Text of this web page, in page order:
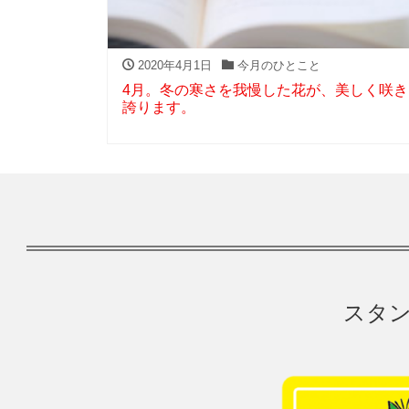
2020年4月1日 今月のひとこと
4月。冬の寒さを我慢した花が、美しく咲き
誇ります。
スタ